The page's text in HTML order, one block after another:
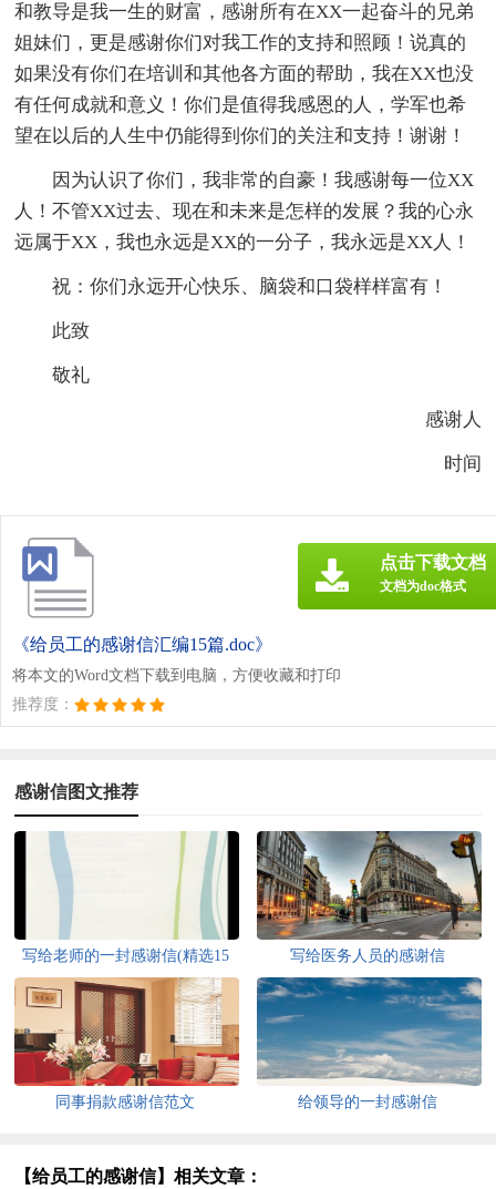
和教导是我一生的财富，感谢所有在XX一起奋斗的兄弟
姐妹们，更是感谢你们对我工作的支持和照顾！说真的
如果没有你们在培训和其他各方面的帮助，我在XX也没
有任何成就和意义！你们是值得我感恩的人，学军也希
望在以后的人生中仍能得到你们的关注和支持！谢谢！
因为认识了你们，我非常的自豪！我感谢每一位XX
人！不管XX过去、现在和未来是怎样的发展？我的心永
远属于XX，我也永远是XX的一分子，我永远是XX人！
祝：你们永远开心快乐、脑袋和口袋样样富有！
此致
敬礼
感谢人
时间
《给员工的感谢信汇编15篇.doc》
将本文的Word文档下载到电脑，方便收藏和打印
推荐度：
点击下载文档
文档为doc格式
感谢信图文推荐
写给老师的一封感谢信(精选15
篇)
写给医务人员的感谢信
同事捐款感谢信范文 给领导的一封感谢信
【给员工的感谢信】相关文章：